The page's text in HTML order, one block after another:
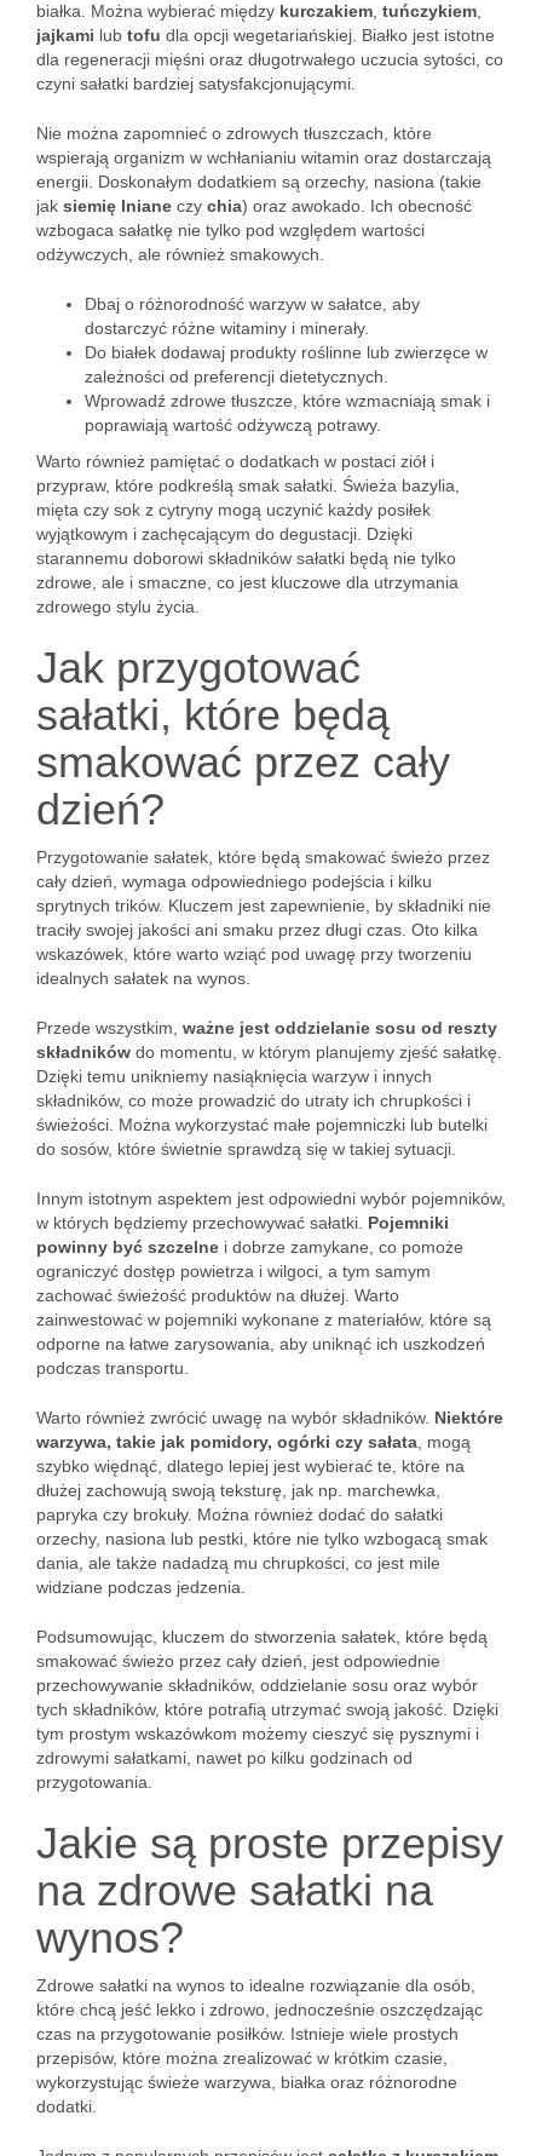
białka. Można wybierać między kurczakiem tuńczykiem
jajkami lub tofu dla opcji wegetariańskiej. Białko jest istotne
dla regeneracji mięśni oraz długotrwałego uczucia sytości, co
czyni sałatki bardziej satysfakcjonującymi.
Nie można zapomnieć o zdrowych tłuszczach, które
wspierają organizm w wchłanianiu witamin oraz dostarczają
energii. Doskonałym dodatkiem są orzechy, nasiona (takie
jak siemię lniane czy chia) oraz awokado. Ich obecność
wzbogaca sałatkę nie tylko pod względem wartości
odżywczych, ale również smakowych.
Dbaj o różnorodność warzyw w sałatce, aby
dostarczyć różne witaminy i minerały.
Do białek dodawaj produkty roślinne lub zwierzęce w
zależności od preferencji dietetycznych.
Wprowadź zdrowe tłuszcze, które wzmacniają smak i
poprawiają wartość odżywczą potrawy.
Warto również pamiętać o dodatkach w postaci ziół i
przypraw, które podkreślą smak sałatki. Świeża bazylia,
mięta czy sok z cytryny mogą uczynić każdy posiłek
wyjątkowym i zachęcającym do degustacji. Dzięki
starannemu doborowi składników sałatki będą nie tylko
zdrowe, ale i smaczne, co jest kluczowe dla utrzymania
zdrowego stylu życia.
Jak przygotować
sałatki, które będą
smakować przez cały
dzień?
Przygotowanie sałatek, które będą smakować świeżo przez
cały dzień, wymaga odpowiedniego podejścia i kilku
sprytnych trików. Kluczem jest zapewnienie, by składniki nie
traciły swojej jakości ani smaku przez długi czas. Oto kilka
wskazówek, które warto wziąć pod uwagę przy tworzeniu
idealnych sałatek na wynos.
Przede wszystkim, ważne jest oddzielanie sosu od reszty
składników do momentu, w którym planujemy zjeść sałatkę.
Dzięki temu unikniemy nasiąknięcia warzyw i innych
składników, co może prowadzić do utraty ich chrupkości i
świeżości. Można wykorzystać małe pojemniczki lub butelki
do sosów, które świetnie sprawdzą się w takiej sytuacji.
Innym istotnym aspektem jest odpowiedni wybór pojemników,
w których będziemy przechowywać sałatki. Pojemniki
powinny być szczelne i dobrze zamykane, co pomoże
ograniczyć dostęp powietrza i wilgoci, a tym samym
zachować świeżość produktów na dłużej. Warto
zainwestować w pojemniki wykonane z materiałów, które są
odporne na łatwe zarysowania, aby uniknąć ich uszkodzeń
podczas transportu.
Warto również zwrócić uwagę na wybór składników. Niektóre
warzywa, takie jak pomidory, ogórki czy sałata , mogą
szybko więdnąć, dlatego lepiej jest wybierać te, które na
dłużej zachowują swoją teksturę, jak np. marchewka,
papryka czy brokuły. Można również dodać do sałatki
orzechy, nasiona lub pestki, które nie tylko wzbogacą smak
dania, ale także nadadzą mu chrupkości, co jest mile
widziane podczas jedzenia.
Podsumowując, kluczem do stworzenia sałatek, które będą
smakować świeżo przez cały dzień, jest odpowiednie
przechowywanie składników, oddzielanie sosu oraz wybór
tych składników, które potrafią utrzymać swoją jakość. Dzięki
tym prostym wskazówkom możemy cieszyć się pysznymi i
zdrowymi sałatkami, nawet po kilku godzinach od
przygotowania.
Jakie są proste przepisy
na zdrowe sałatki na
wynos?
Zdrowe sałatki na wynos to idealne rozwiązanie dla osób,
które chcą jeść lekko i zdrowo, jednocześnie oszczędzając
czas na przygotowanie posiłków. Istnieje wiele prostych
przepisów, które można zrealizować w krótkim czasie,
wykorzystując świeże warzywa, białka oraz różnorodne
dodatki.